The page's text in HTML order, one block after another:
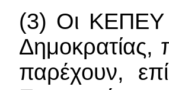
(3) Οι ΚΕΠΕΥ
Δημοκρατίας,
παρέχουν,